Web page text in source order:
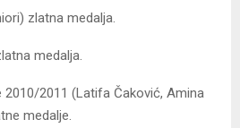
zlatna medalja.
medalja.
2011 (Latifa Čaković, Amina
medalje.